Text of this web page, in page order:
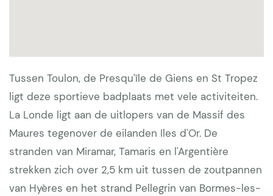
Tussen Toulon, de Presqu'île de Giens en St Tropez
ligt deze sportieve badplaats met vele activiteiten.
La Londe ligt aan de uitlopers van de Massif des
Maures tegenover de eilanden Iles d'Or. De
stranden van Miramar, Tamaris en l'Argentière
strekken zich over 2,5 km uit tussen de zoutpannen
van Hyères en het strand Pellegrin van Bormes-les-